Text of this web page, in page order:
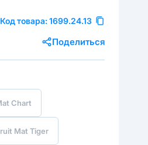
Код товара: 1699.24.13
Поделиться
Chart
Mat Tiger